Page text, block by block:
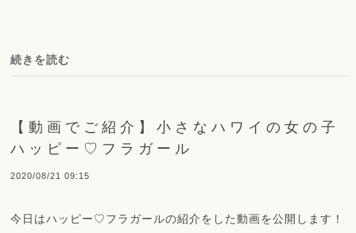
続きを読む
【動画でご紹介】小さなハワイの女の子
ハッピー♡フラガール
2020/08/21 09:15
今日はハッピー♡フラガールの紹介をした動画を公開します！